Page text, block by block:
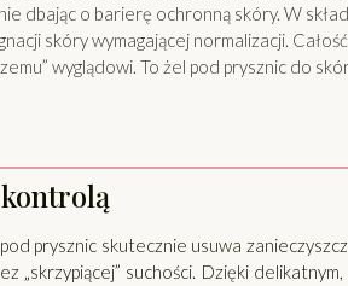
dbając o barierę ochronną skóry. W
skóry wymagającej normalizacji.
wyglądowi. To żel pod prysznic do
prysznic skutecznie usuwa
„skrzypiącej” suchości. Dzięki